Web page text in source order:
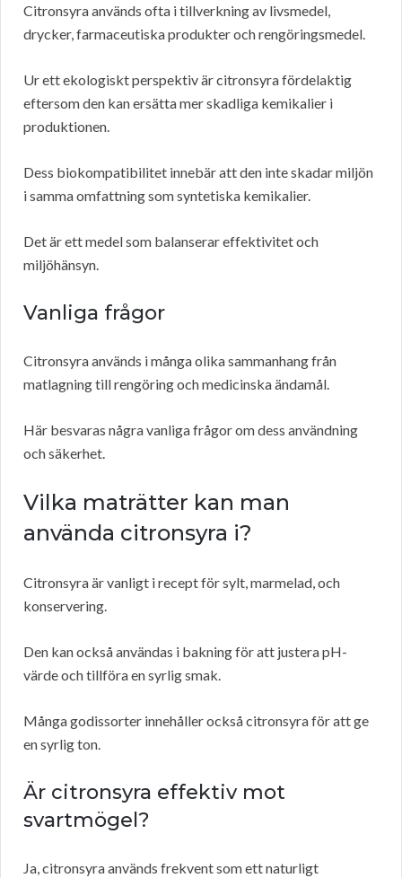
Citronsyra används ofta i tillverkning av livsmedel,
drycker, farmaceutiska produkter och rengöringsmedel.
Ur ett ekologiskt perspektiv är citronsyra fördelaktig
eftersom den kan ersätta mer skadliga kemikalier i
produktionen.
Dess biokompatibilitet innebär att den inte skadar miljön
i samma omfattning som syntetiska kemikalier.
Det är ett medel som balanserar effektivitet och
miljöhänsyn.
Vanliga frågor
Citronsyra används i många olika sammanhang från
matlagning till rengöring och medicinska ändamål.
Här besvaras några vanliga frågor om dess användning
och säkerhet.
Vilka maträtter kan man
använda citronsyra i?
Citronsyra är vanligt i recept för sylt, marmelad, och
konservering.
Den kan också användas i bakning för att justera pH-
värde och tillföra en syrlig smak.
Många godissorter innehåller också citronsyra för att ge
en syrlig ton.
Är citronsyra effektiv mot
svartmögel?
Ja, citronsyra används frekvent som ett naturligt